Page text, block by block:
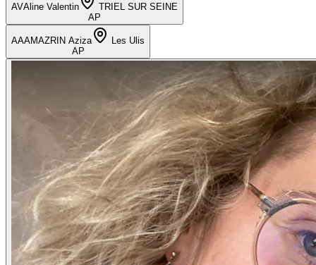
AVAline Valentin
TRIEL SUR SEINE
AP
AA AMAZRIN Aziza
Les Ulis
AP